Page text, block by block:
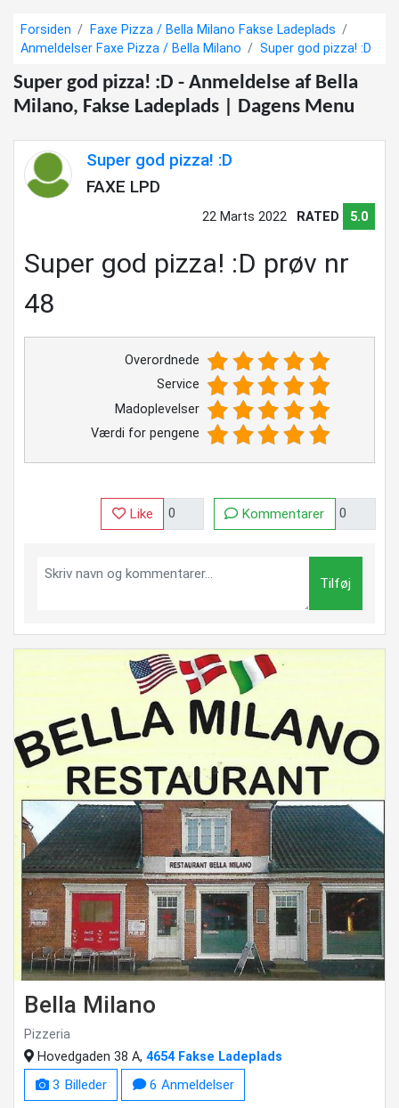
Forsiden
Faxe Pizza / Bella Milano Fakse Ladeplads
Anmeldelser Faxe Pizza / Bella Milano
Super god pizza! :D
Super god pizza! :D - Anmeldelse af Bella
Milano, Fakse Ladeplads | Dagens Menu
Super god pizza! :D
FAXE LPD
22 Marts 2022 RATED 5.0
Super god pizza! :D prøv nr
48
Overordnede
Service
Madoplevelser
Værdi for pengene
Like Kommentarer
Tilføj
Bella Milano
Pizzeria
Hovedgaden 38 A,4654 Fakse Ladeplads
3 Billeder 6 Anmeldelser